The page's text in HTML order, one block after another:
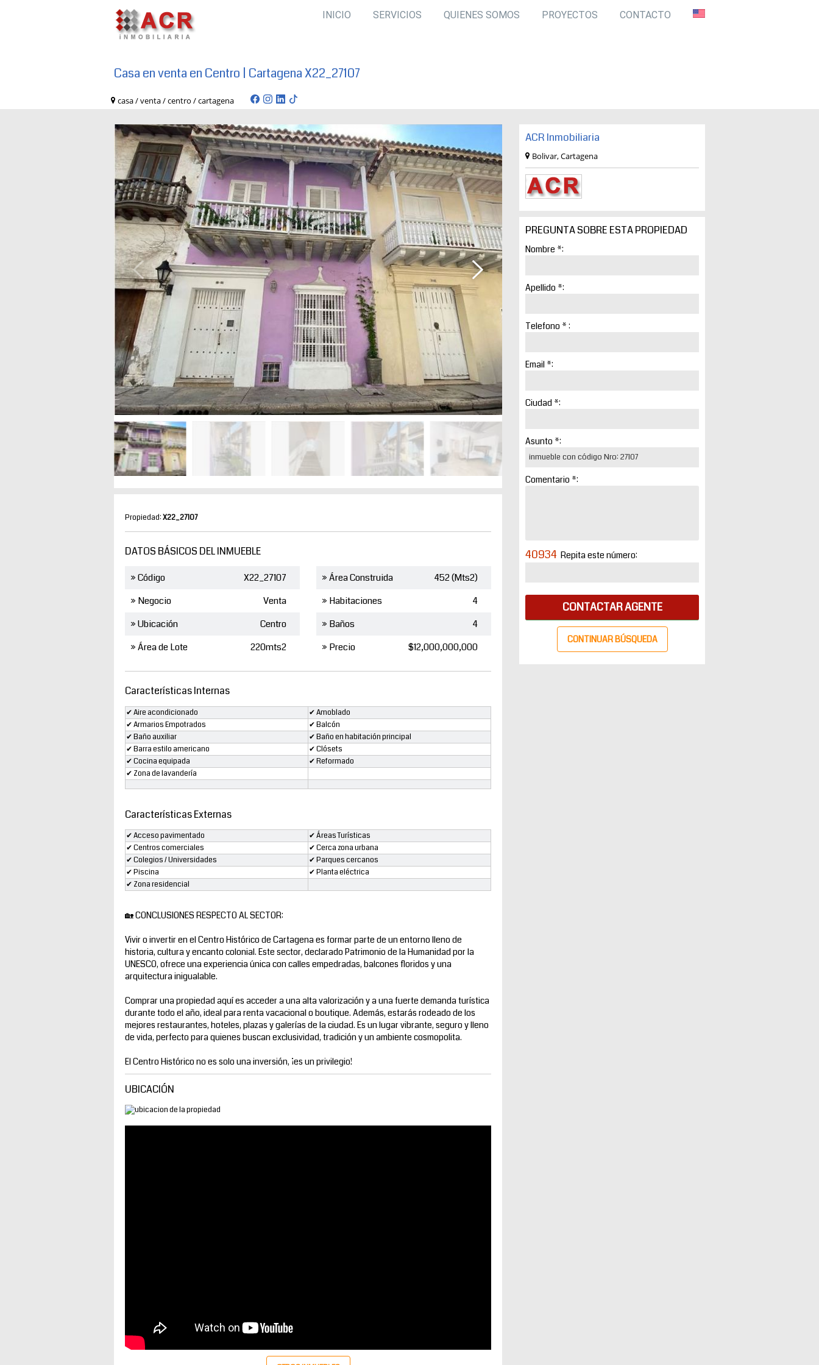
INICIO SERVICIOS QUIENES SOMOS PROYECTOS CONTACTO
Casa en venta en Centro | Cartagena X22_27107
casa / venta / centro / cartagena
Propiedad:X22_27107
DATOS BÁSICOS DEL INMUEBLE
» Código
X22_27107
» Negocio
Venta
» Ubicación
Centro
» Área de Lote
220mts2
» Área Construida
452 (Mts2)
» Habitaciones
4
» Baños
4
» Precio
$12,000,000,000
Características Internas
✔ Aire acondicionado
✔ Amoblado
✔ Armarios Empotrados
✔ Balcón
✔ Baño auxiliar
✔ Baño en habitación principal
✔ Barra estilo americano
✔ Clósets
✔ Cocina equipada
✔ Reformado
✔ Zona de lavandería
Características Externas
✔ Acceso pavimentado
✔ Áreas Turísticas
✔ Centros comerciales
✔ Cerca zona urbana
✔ Colegios / Universidades
✔ Parques cercanos
✔ Piscina
✔ Planta eléctrica
✔ Zona residencial
🏡 CONCLUSIONES RESPECTO AL SECTOR:
Vivir o invertir en el Centro Histórico de Cartagena es formar parte de un entorno lleno de
historia, cultura y encanto colonial. Este sector, declarado Patrimonio de la Humanidad por la
UNESCO, ofrece una experiencia única con calles empedradas, balcones floridos y una
arquitectura inigualable.
Comprar una propiedad aquí es acceder a una alta valorización y a una fuerte demanda turística
durante todo el año, ideal para renta vacacional o boutique. Además, estarás rodeado de los
mejores restaurantes, hoteles, plazas y galerías de la ciudad. Es un lugar vibrante, seguro y lleno
de vida, perfecto para quienes buscan exclusividad, tradición y un ambiente cosmopolita.
El Centro Histórico no es solo una inversión, ¡es un privilegio!
UBICACIÓN
ACR Inmobiliaria
Bolivar, Cartagena
PREGUNTA SOBRE ESTA PROPIEDAD
Nombre *:
Apellido *:
Telefono * :
Email *:
Ciudad *:
Asunto *:
Comentario *:
40934 Repita este número:
CONTACTAR AGENTE
CONTINUAR BÚSQUEDA